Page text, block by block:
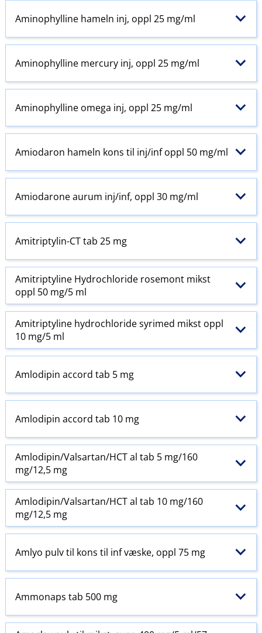
Aminophylline hameln inj, oppl 25 mg/ml
Aminophylline mercury inj, oppl 25 mg/ml
Aminophylline omega inj, oppl 25 mg/ml
Amiodaron hameln kons til inj​/​inf oppl 50 mg/ml
Amiodarone aurum inj​/​inf, oppl 30 mg/ml
Amitriptylin-CT tab 25 mg
Amitriptyline Hydrochloride rosemont mikst
oppl 50 mg/5 ml
Amitriptyline hydrochloride syrimed mikst oppl
10 mg/5 ml
Amlodipin accord tab 5 mg
Amlodipin accord tab 10 mg
Amlodipin​/​Valsartan​/​HCT al tab 5 mg/160
mg/12,5 mg
Amlodipin​/​Valsartan​/​HCT al tab 10 mg/160
mg/12,5 mg
Amlyo pulv til kons til inf væske, oppl 75 mg
Ammonaps tab 500 mg